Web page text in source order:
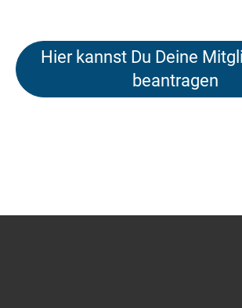
Hier kannst Du Deine
beantragen